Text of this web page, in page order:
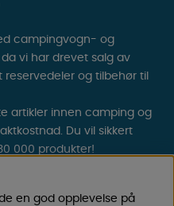
campingvogn- og
vi har drevet salg av
og tilbehør til
artikler innen camping og
Du vil sikkert
000 produkter!
en god opplevelse på